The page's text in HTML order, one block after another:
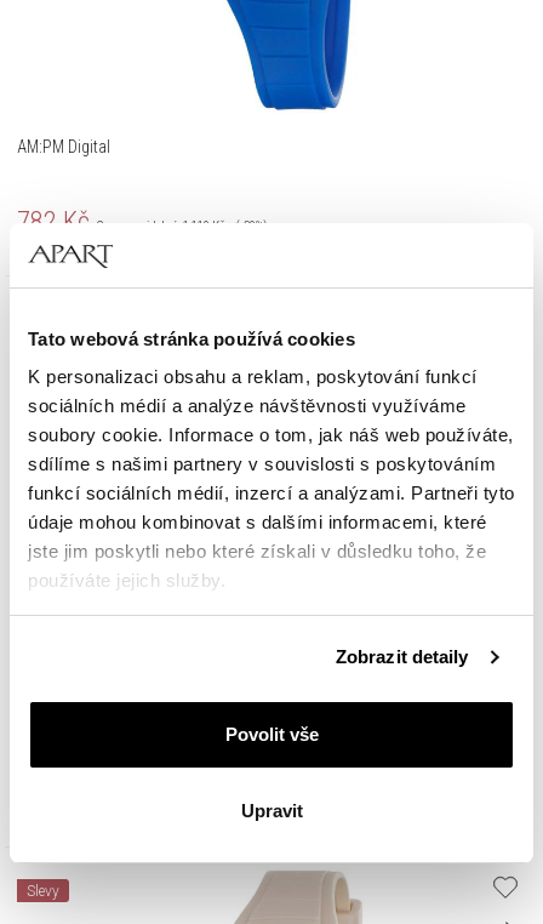
Tato webová stránka používá cookies
K personalizaci obsahu a reklam, poskytování funkcí
sociálních médií a analýze návštěvnosti využíváme
soubory cookie. Informace o tom, jak náš web používáte,
sdílíme s našimi partnery v souvislosti s poskytováním
funkcí sociálních médií, inzercí a analýzami. Partneři tyto
údaje mohou kombinovat s dalšími informacemi, které
jste jim poskytli nebo které získali v důsledku toho, že
používáte jejich služby.
Zásadách ochrany osobních údajů
Zobrazit detaily
Povolit vše
Upravit
AM:PM Digital
782 Kč Cena pravidelná:1 119 Kč
(-30%)
Nejnižší cena:1 119
Slevy